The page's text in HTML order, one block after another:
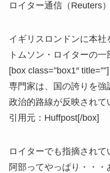
ロイター通信（Reuters）
イギリスロンドンに本
トムソン・ロイターの一
[box class=”box1″ title=””]
専門家は、国の誇りを強
政治的路線が反映されて
引用元：Huffpost[/box]
ロイターでも指摘されて
阿部ってやっぱり・・・